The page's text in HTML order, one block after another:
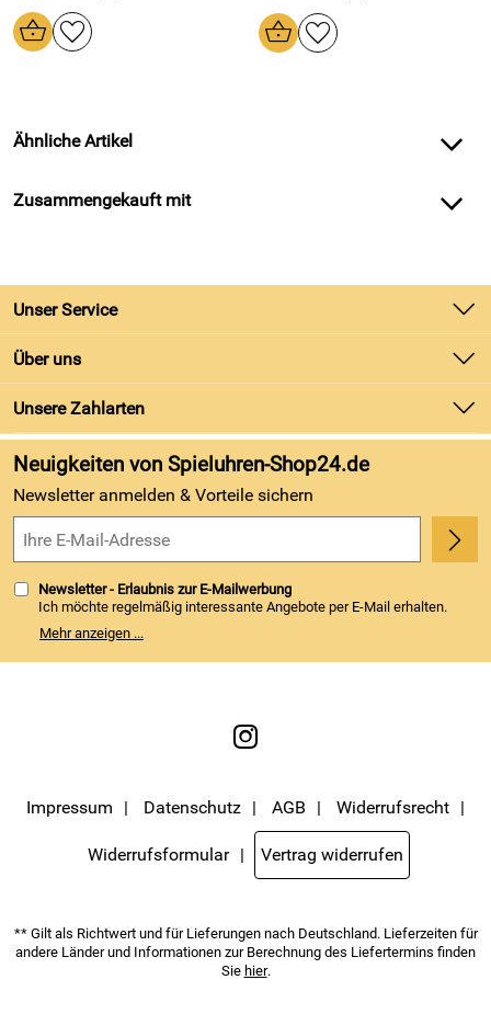
Ähnliche Artikel
Zusammengekauft mit
Unser Service
Kontakt
Batteriegesetz
Kundeninformationen
Newsletter
Zahlung und Versand
Über uns
Unsere Bestseller
Marken
Neu
Kundenbewertungen (743)
4,8/5 *****
Unsere Zahlarten
Neuigkeiten von Spieluhren-Shop24.de
Newsletter anmelden & Vorteile sichern
Newsletter - Erlaubnis zur E-Mailwerbung
Ich möchte regelmäßig interessante Angebote per E-Mail erhalten.
Meine E-Mail-Adresse wird nicht an andere Unternehmen
weitergegeben. Zu statistischen Zwecken wird in anonymer Form
Möglichkeit hierzu finden Sie unter dem Link "Newsletter" im
Servicemenü unten rechts, oder indem Sie den Link "Abmelden" am
Mehr anzeigen ...
Impressum Datenschutz AGB Widerrufsrecht
Widerrufsformular Vertrag widerrufen
** Gilt als Richtwert und für Lieferungen nach Deutschland. Lieferzeiten für
andere Länder und Informationen zur Berechnung des Liefertermins finden
Sie hier.